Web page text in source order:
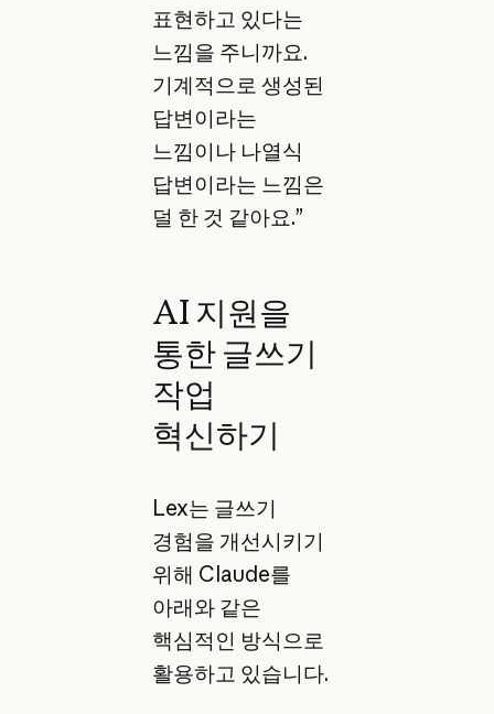
표현하고 있다는
느낌을 주니까요.
기계적으로 생성된
답변이라는
느낌이나 나열식
답변이라는 느낌은
덜 한 것 같아요.”
AI 지원을
통한 글쓰기
작업
혁신하기
Lex는 글쓰기
경험을 개선시키기
위해 Claude를
아래와 같은
핵심적인 방식으로
활용하고 있습니다.